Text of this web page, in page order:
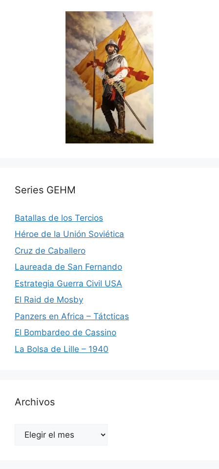
Series GEHM
Batallas de los Tercios
Héroe de la Unión Soviética
Cruz de Caballero
Laureada de San Fernando
Estrategia Guerra Civil USA
El Raid de Mosby
Panzers en Africa – Tátcticas
El Bombardeo de Cassino
La Bolsa de Lille – 1940
Archivos
Archivos